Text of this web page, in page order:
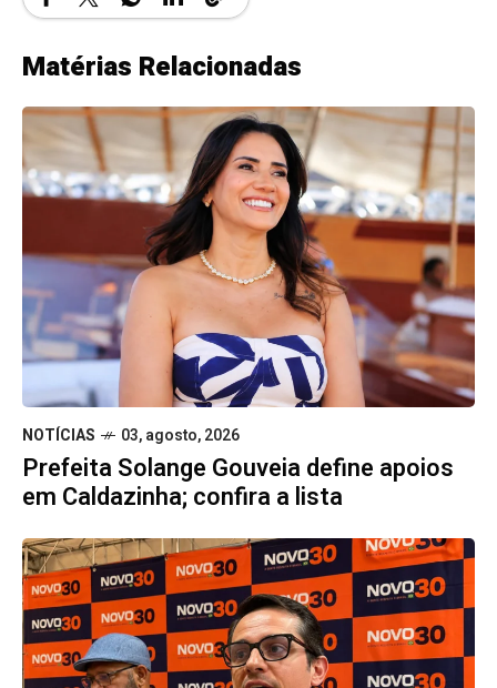
Matérias Relacionadas
NOTÍCIAS 03, agosto, 2026
Prefeita Solange Gouveia define apoios
em Caldazinha; confira a lista